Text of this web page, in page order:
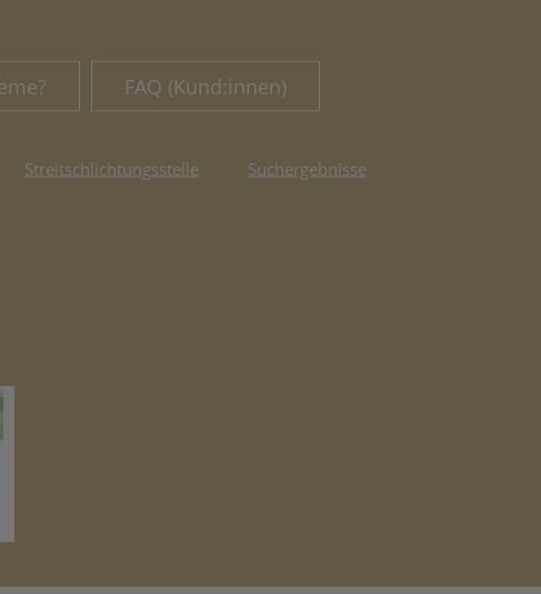
FAQ (Kund:innen)
Streitschlichtungsstelle Suchergebnisse